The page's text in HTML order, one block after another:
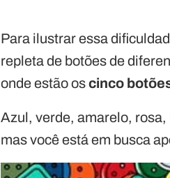
Para ilustrar essa
repleta de botões de
onde estão oscinco
Azul, verde, amarelo, rosa,
mas você está em busca